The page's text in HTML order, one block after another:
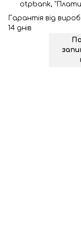
otpbank, "Плати
Гарантія від
14 днів